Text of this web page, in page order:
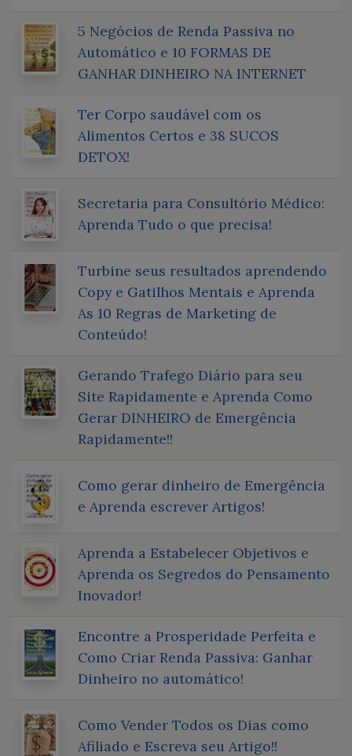
5 Negócios de Renda Passiva no
Automático e 10 FORMAS DE
GANHAR DINHEIRO NA INTERNET
Ter Corpo saudável com os
Alimentos Certos e 38 SUCOS
DETOX!
Secretaria para Consultório Médico:
Aprenda Tudo o que precisa!
Turbine seus resultados aprendendo
Copy e Gatilhos Mentais e Aprenda
As 10 Regras de Marketing de
Conteúdo!
Gerando Trafego Diário para seu
Site Rapidamente e Aprenda Como
Gerar DINHEIRO de Emergência
Rapidamente!!
Como gerar dinheiro de Emergência
e Aprenda escrever Artigos!
Aprenda a Estabelecer Objetivos e
Aprenda os Segredos do Pensamento
Inovador!
Encontre a Prosperidade Perfeita e
Como Criar Renda Passiva: Ganhar
Dinheiro no automático!
Como Vender Todos os Dias como
Afiliado e Escreva seu Artigo!!